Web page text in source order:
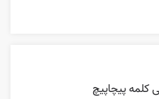
کلمه پیچاپیچ